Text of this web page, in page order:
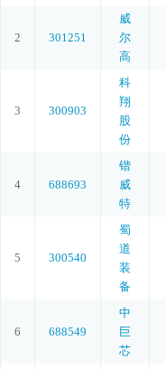
2 301251
威
尔
高
3 300903
科
翔
股
份
4 688693
锴
威
特
5 300540
蜀
道
装
备
6 688549
中
巨
芯